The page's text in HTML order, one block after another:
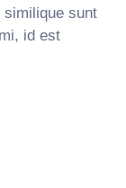
sunt
id est